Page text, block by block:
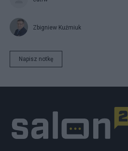
Zbigniew Kuźmiuk
Napisz notkę